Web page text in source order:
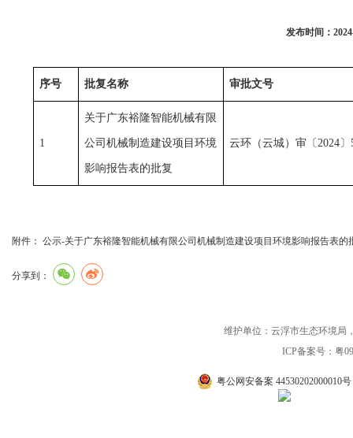
发布时间：
序号 批复名称 审批文号
1
关于广东裕隆智能机械有限
公司机械制造建设项目环境
影响报告表的批复
云环（云城）审〔2024〕
附件： 公示-关于广东裕隆智能机械有限公司机械制造建设项目环境影响报告表的
分享到：
维护单位：云浮市生态环境局
ICP备案号：粤
粤公网安备案 44530202000010号